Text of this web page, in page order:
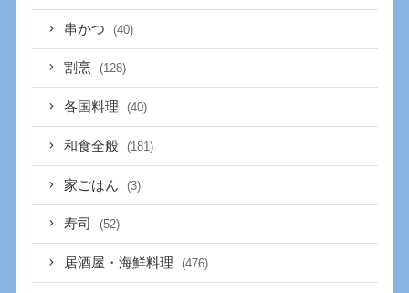
串かつ (40)
割烹 (128)
各国料理 (40)
和食全般 (181)
家ごはん (3)
寿司 (52)
居酒屋・海鮮料理 (476)